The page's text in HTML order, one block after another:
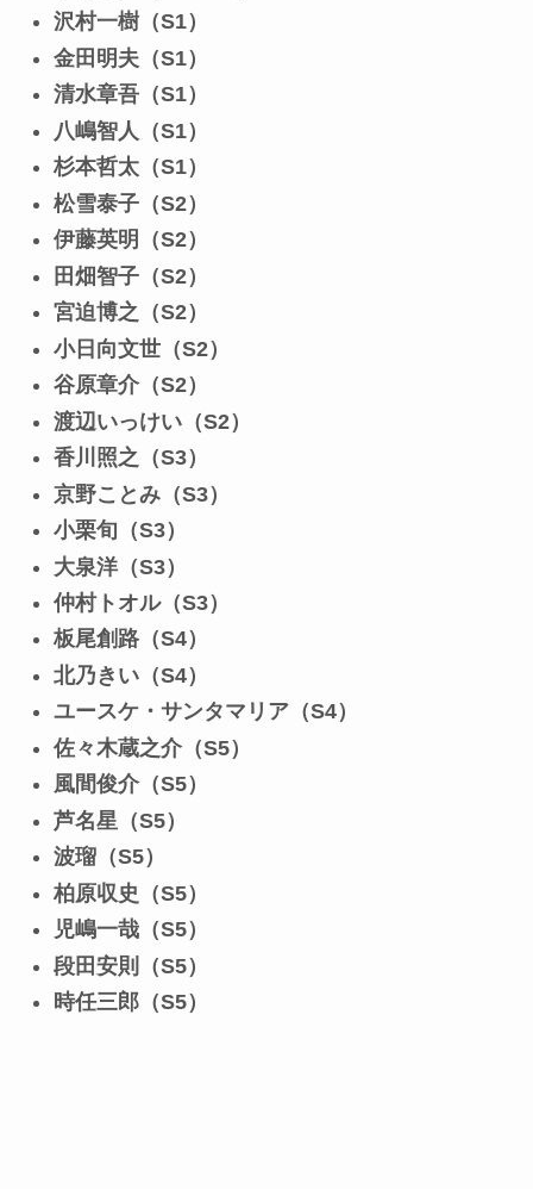
沢村一樹（S1）
金田明夫（S1）
清水章吾（S1）
八嶋智人（S1）
杉本哲太（S1）
松雪泰子（S2）
伊藤英明（S2）
田畑智子（S2）
宮迫博之（S2）
小日向文世（S2）
谷原章介（S2）
渡辺いっけい（S2）
香川照之（S3）
京野ことみ（S3）
小栗旬（S3）
大泉洋（S3）
仲村トオル（S3）
板尾創路（S4）
北乃きい（S4）
ユースケ・サンタマリア（S4）
佐々木蔵之介（S5）
風間俊介（S5）
芦名星（S5）
波瑠（S5）
柏原収史（S5）
児嶋一哉（S5）
段田安則（S5）
時任三郎（S5）